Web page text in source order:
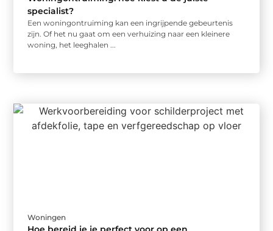
specialist?
Een woningontruiming kan een ingrijpende gebeurtenis
zijn. Of het nu gaat om een verhuizing naar een kleinere
woning, het leeghalen ...
Woningen